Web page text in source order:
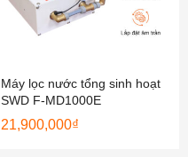
Máy lọc nước tổng sinh hoạt
SWD F-MD1000E
21,900,000₫